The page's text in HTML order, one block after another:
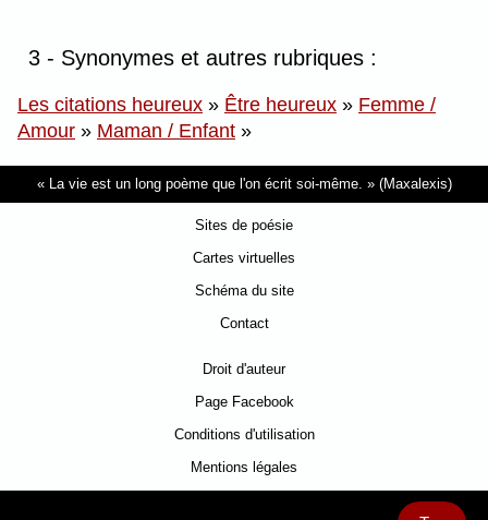
3 - Synonymes et autres rubriques :
Les citations heureux » Être heureux » Femme /
Amour » Maman / Enfant »
La vie est un long poème que l'on écrit soi-même. (Maxalexis)
Sites de poésie
Cartes virtuelles
Schéma du site
Contact
Droit d'auteur
Page Facebook
Conditions d'utilisation
Mentions légales